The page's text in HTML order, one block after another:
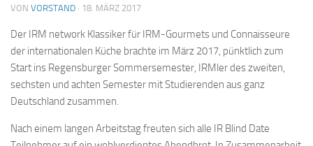
VON VORSTAND · 18. MÄRZ 2017
Der IRM network Klassiker für IRM-Gourmets und Connaisseure
der internationalen Küche brachte im März 2017, pünktlich zum
Start ins Regensburger Sommersemester, IRMler des zweiten,
sechsten und achten Semester mit Studierenden aus ganz
Deutschland zusammen.
Nach einem langen Arbeitstag freuten sich alle IR Blind Date